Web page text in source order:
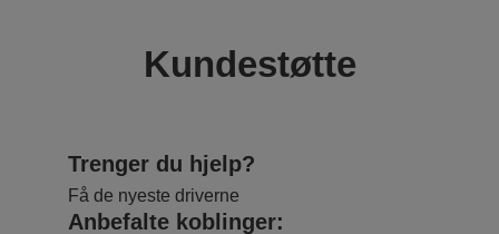
Kundestøtte
Trenger du hjelp?
Få de nyeste driverne
Anbefalte koblinger: